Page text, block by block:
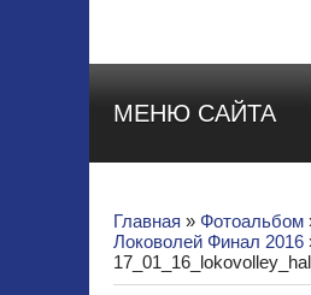
МЕНЮ САЙТА
Главная » Фотоальбом
Локоволей Финал 2016